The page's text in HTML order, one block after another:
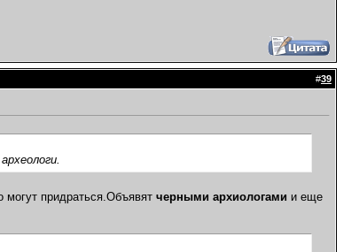
#39
придраться.Объявят черными архиологами и еще